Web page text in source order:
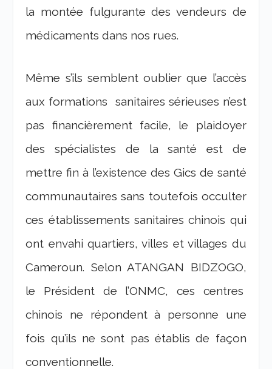
la montée fulgurante des vendeurs de
médicaments dans nos rues.
Même s’ils semblent oublier que l’accès
aux formations sanitaires sérieuses n’est
pas financièrement facile, le plaidoyer
des spécialistes de la santé est de
mettre fin à l’existence des Gics de santé
communautaires sans toutefois occulter
ces établissements sanitaires chinois qui
ont envahi quartiers, villes et villages du
Cameroun. Selon ATANGAN BIDZOGO,
le Président de l’ONMC, ces centres
chinois ne répondent à personne une
fois qu’ils ne sont pas établis de façon
conventionnelle.